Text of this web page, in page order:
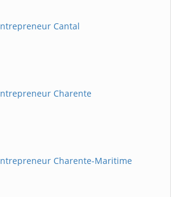
Cantal
Charente
Charente-Maritime